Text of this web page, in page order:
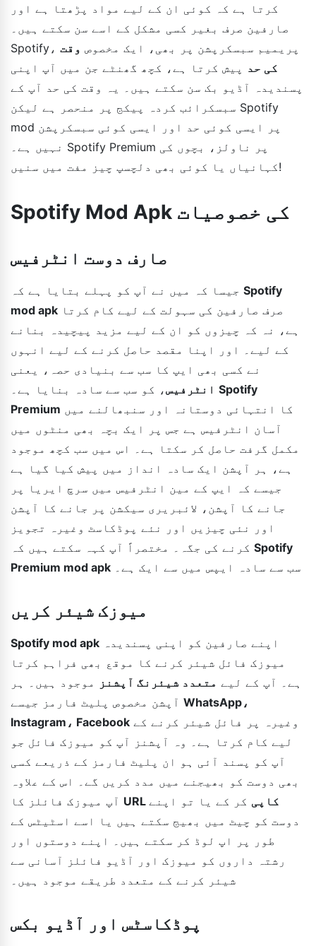
کرتا ہے کہ کوئی ان کے لیے مواد پڑھتا ہے اور
صارفین صرف بغیر کسی مشکل کے اسے سن سکتے ہیں۔
Spotify، پریمیم سبسکرپشن پر بھی، ایک مخصوص وقت
کی حد پیش کرتا ہے، کچھ گھنٹے جن میں آپ اپنی
پسندیدہ آڈیو بک سن سکتے ہیں۔ یہ وقت کی حد آپ کے
سبسکرائب کردہ پیکج پر منحصر ہے لیکن Spotify
mod پر ایسی کوئی حد اور ایسی کوئی سبسکرپشن
نہیں ہے۔ Spotify Premium پر ناولز، بچوں کی
کہانیاں یا کوئی بھی دلچسپ چیز مفت میں سنیں!
Spotify Mod Apk کی خصوصیات
صارف دوست انٹرفیس
Spotify
mod apk
ہے، نہ کہ چیزوں کو ان کے لیے مزید پیچیدہ بنانے
کے لیے۔ اور اپنا مقصد حاصل کرنے کے لیے انہوں
نے کسی بھی ایپ کا سب سے بنیادی حصہ، یعنی
انٹرفیس Spotify
Premium
آسان انٹرفیس ہے جس پر ایک بچہ بھی منٹوں میں
مکمل گرفت حاصل کر سکتا ہے۔ اس میں سب کچھ موجود
ہے، ہر آپشن ایک سادہ انداز میں پیش کیا گیا ہے
جیسے کہ ایپ کے مین انٹرفیس میں سرچ ایریا پر
جانے کا آپشن، لائبریری سیکشن پر جانے کا آپشن
اور نئی چیزیں اور نئے پوڈکاسٹ وغیرہ تجویز
Spotify
Premium mod apk
سب سے سادہ ایپس میں سے ایک ہے۔
میوزک شیئر کریں
Spotify mod apk
میوزک فائل شیئر کرنے کا موقع بھی فراہم کرتا
ہے۔ آپ کے لیے متعدد شیئرنگ آپشنز
موجود ہیں۔ ہر
WhatsApp،
Instagram، Facebook
لیے کام کرتا ہے۔ وہ آپشنز آپ کو میوزک فائل جو
آپ کو پسند آئی ہو ان پلیٹ فارمز کے ذریعے کسی
بھی دوست کو بھیجنے میں مدد کریں گے۔ اس کے علاوہ
URL کاپی کر کے یا تو اپنے
دوست کو چیٹ میں بھیج سکتے ہیں یا اسے اسٹیٹس کے
طور پر اپ لوڈ کر سکتے ہیں۔ اپنے دوستوں اور
رشتہ داروں کو میوزک اور آڈیو فائلز آسانی سے
شیئر کرنے کے متعدد طریقے موجود ہیں۔
پوڈکاسٹس اور آڈیو بکس